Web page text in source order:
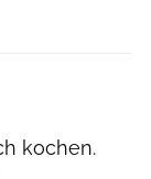
kochen.